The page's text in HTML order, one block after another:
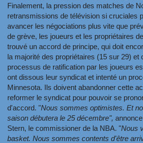
Finalement, la pression des matches de
retransmissions de télévision si cruciales
avancer les négociations plus vite que
de grève, les joueurs et les propriétaires
trouvé un accord de principe, qui doit
la majorité des propriétaires (15 sur 29) et
processus de ratification par les joueurs
ont dissous leur syndicat et intenté un
Minnesota. Ils doivent abandonner cette
reformer le syndicat pour pouvoir se
d'accord. "Nous sommes optimistes. Et
saison débutera le 25 décembre",
Stern, le commissioner de la NBA. "Nous
basket. Nous sommes contents d'être